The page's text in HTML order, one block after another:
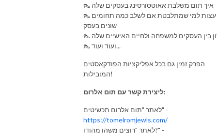
👠 איך תום משלבת אאוטסורסינג בעסקים שלה
👠 עצות למי שמתלבטת אם לשלב כמה תחומים
שונים בעסק
בין העסקים למשפחה ולחיים האישיים שלה
👠 ועוד ועוד...
הפרק זמין גם בכל אפליקציות הפודקאסטים
המובילות!
ליצירת קשר עם תום אלרום:
לאתר "תום אלרום תכשיטים" -
https://tomelromjewls.com/
לאתר "רוצים משהו מהודו?" -